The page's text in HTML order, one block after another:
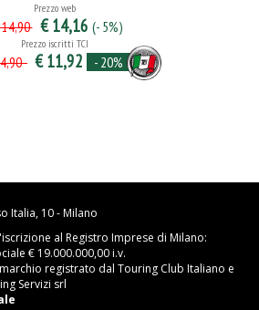
Prezzo web
€ 14,16 (- 5%)
Prezzo iscritti TCI
€ 11,92 - 20%
Italia, 10 - Milano
al Registro Imprese di Milano:
€ 19.000.000,00 i.v.
registrato dal Touring Club Italiano e
Servizi srl